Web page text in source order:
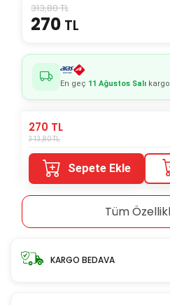
313,80 TL
270 TL
En geç 11 Ağustos Salı
270 TL
313,80TL
Sepete Ekle
Tüm
KARGO BEDAVA